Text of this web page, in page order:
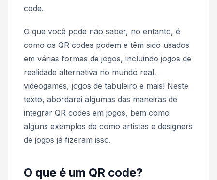
code.
O que você pode não saber, no entanto, é
como os QR codes podem e têm sido usados
em várias formas de jogos, incluindo jogos de
realidade alternativa no mundo real,
videogames, jogos de tabuleiro e mais! Neste
texto, abordarei algumas das maneiras de
integrar QR codes em jogos, bem como
alguns exemplos de como artistas e designers
de jogos já fizeram isso.
O que é um QR code?